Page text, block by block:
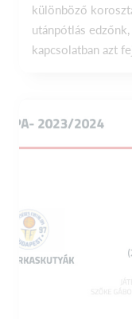
különböző
utánpótlás
kapcsolatban azt